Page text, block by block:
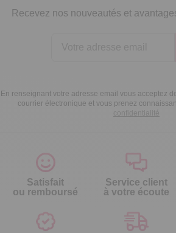
Recevez nos nouveautés et
En renseignant votre adresse email vous acceptez
courrier électronique et vous prenez
confidentialité
Satisfait
ou remboursé
Service client
à votre écoute